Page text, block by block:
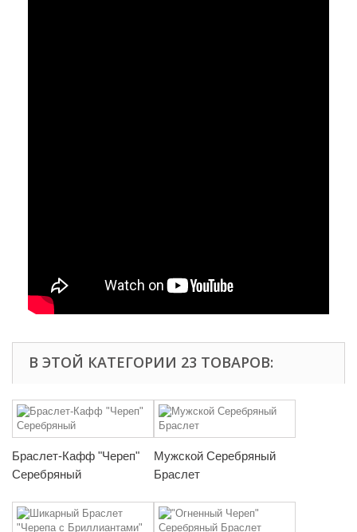
В ЭТОЙ КАТЕГОРИИ 23 ТОВАРОВ:
Браслет-Кафф "Череп"
Серебряный
Мужской Серебряный
Браслет